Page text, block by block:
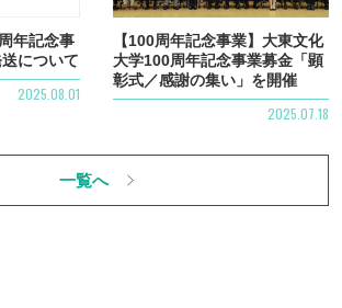
年記念事
について
2025.08.01
【100周年記念事業】大東文化
大学100周年記念事業募金「顕
彰式／感謝の集い」を開催
2025.07.18
一覧へ